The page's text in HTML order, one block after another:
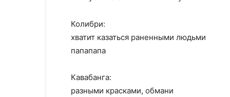
Колибри:
хватит казаться раненными людьми
папапапа
Кавабанга:
разными красками, обмани